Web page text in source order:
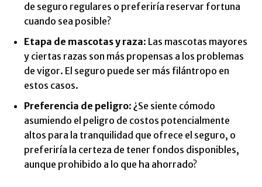
de seguro regulares o preferiría reservar fortuna
cuando sea posible?
Etapa de mascotas y raza: Las mascotas mayores
y ciertas razas son más propensas a los problemas
de vigor. El seguro puede ser más filántropo en
estos casos.
Preferencia de peligro: ¿Se siente cómodo
asumiendo el peligro de costos potencialmente
altos para la tranquilidad que ofrece el seguro, o
preferiría la certeza de tener fondos disponibles,
aunque prohibido a lo que ha ahorrado?